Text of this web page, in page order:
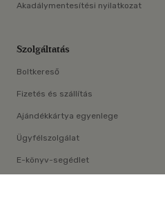
Akadálymentesítési nyilatkozat
Szolgáltatás
Boltkereső
Fizetés és szállítás
Ajándékkártya egyenlege
Ügyfélszolgálat
E-könyv-segédlet